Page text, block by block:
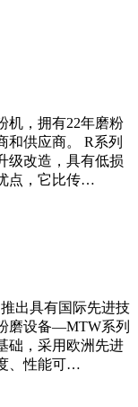
机，拥有22年磨粉
和供应商。 R系列
级改造，具有低损
点，它比传…
出具有国际先进技
磨设备—MTW系列
础，采用欧洲先进
、性能可…